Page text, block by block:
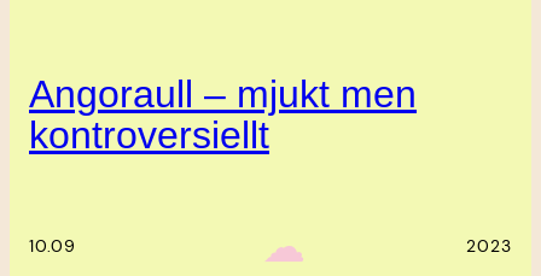
Angoraull – mjukt men
kontroversiellt
10.09 ‎ ‎‎ ☁︎‎‎ 2023